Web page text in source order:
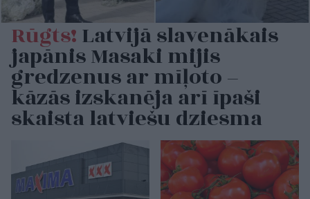
Rūgts!Latvijā slavenākais
japānis Masaki mijis
gredzenus ar mīļoto –
kāzās izskanēja arī īpaši
skaista latviešu dziesma